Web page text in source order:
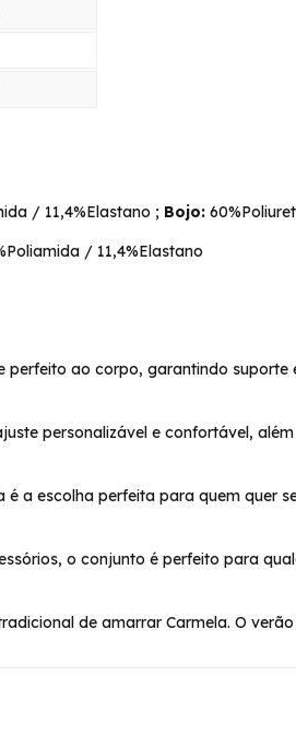
/ 11,4%Elastano ; Bojo:
/ 11,4%Elastano
ao corpo, garantindo
personalizável e confortável,
a escolha perfeita para quem quer
o conjunto é perfeito para
de amarrar Carmela. O